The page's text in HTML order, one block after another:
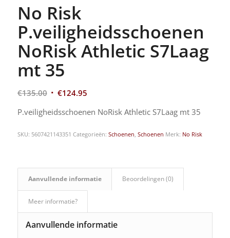
No Risk
P.veiligheidsschoenen
NoRisk Athletic S7Laag
mt 35
€135.00 €124.95
P.veiligheidsschoenen NoRisk Athletic S7Laag mt 35
SKU: 5607421143351 Categorieën: Schoenen, Schoenen Merk: No Risk
Aanvullende informatie Beoordelingen (0)
Meer informatie?
Aanvullende informatie